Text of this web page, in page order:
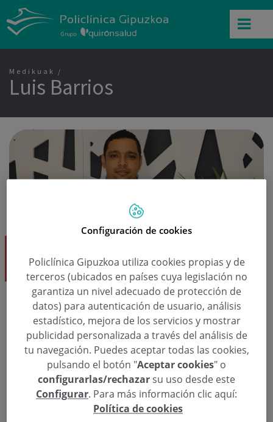
Medikuak
Luis Barrios
Erradiodiagnostikoa
Erradiodiagnostikoa
Eskatu hitzordu bat
943 00 28 32 Hitzordua eskatu
Configuración de cookies
Policlínica Gipuzkoa utiliza cookies propias y de
terceros (ubicados en países cuya legislación no
garantiza un nivel adecuado de protección de
datos) para autenticación de usuario, análisis
estadístico, mejora de los servicios y mostrar
publicidad personalizada a través del análisis de
tu navegación. Puedes aceptar todas las cookies,
pulsando el botón "Aceptar cookies" o
configurarlas/rechazarsu uso desde este
Configurar. Para más información clic aquí:
Política de cookies